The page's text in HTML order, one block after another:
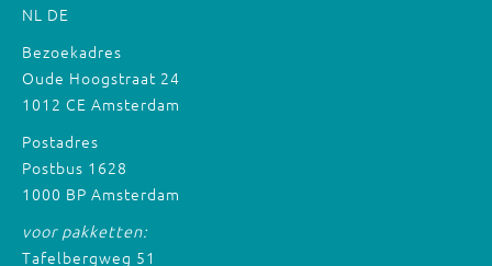
NL DE
Bezoekadres
Oude Hoogstraat 24
1012 CE Amsterdam
Postadres
Postbus 1628
1000 BP Amsterdam
voor pakketten:
Tafelbergweg 51